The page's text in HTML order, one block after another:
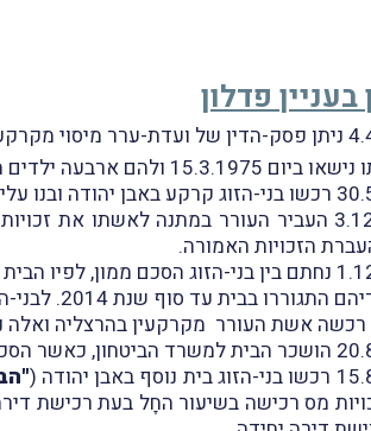
פדלון
ולהם ארבעה ילדים משותפים.
הזכויות האמורה.
בבית עד סוף שנת 2014. לבני-הזוג חשבונות נפרדים.
מס רכישה בשיעור החָל בעת רכישת